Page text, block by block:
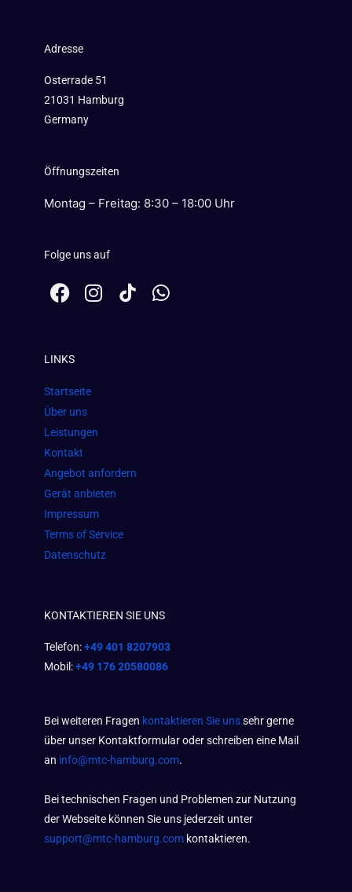
Adresse
Osterrade 51
21031 Hamburg
Germany
Öffnungszeiten
Montag – Freitag: 8:30 – 18:00 Uhr
Folge uns auf
F
a
b
o
o
k
I
n
m
W
h
LINKS
Startseite
Über uns
Leistungen
Kontakt
Angebot anfordern
Gerät anbieten
Impressum
Terms of Service
Datenschutz
KONTAKTIEREN SIE UNS
Telefon:+49 401 8207903
Mobil:+49 176 20580086
Bei weiteren Fragen kontaktieren Sie unssehr gerne
über unser Kontaktformular oder schreiben eine Mail
an info@mtc-hamburg.com.
Bei technischen Fragen und Problemen zur Nutzung
der Webseite können Sie uns jederzeit unter
support@mtc-hamburg.com kontaktieren.